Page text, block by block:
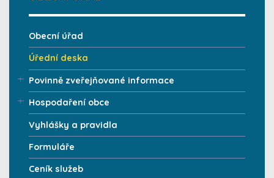
Obecní úřad
Úřední deska
Povinně zveřejňované informace
Hospodaření obce
Vyhlášky a pravidla
Formuláře
Ceník služeb